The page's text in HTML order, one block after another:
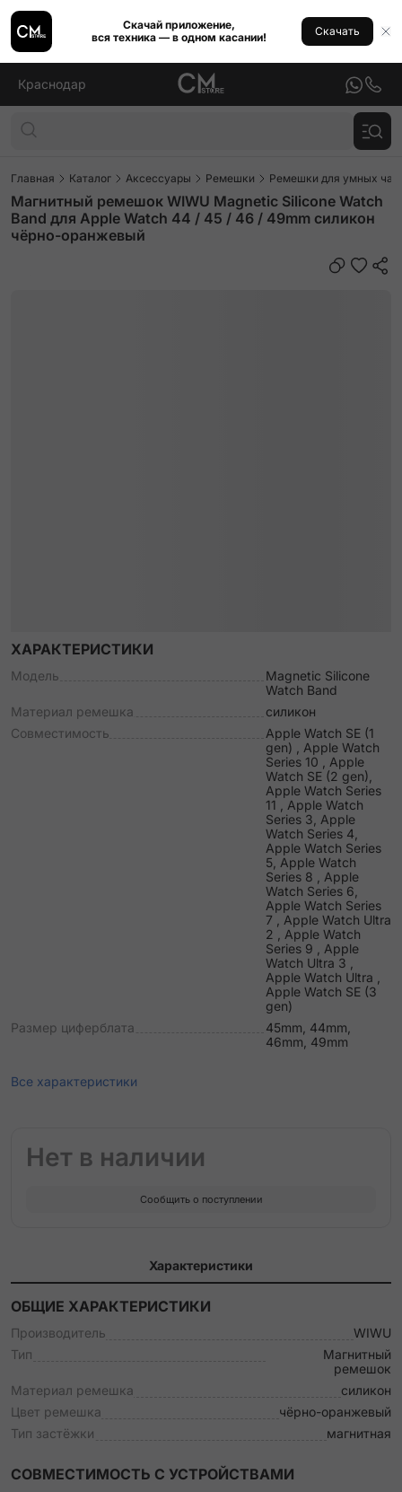
Скачай приложение,
вся техника — в одном касании!
Скачать
Краснодар
Главная Каталог Аксессуары Ремешки Ремешки для умных
Магнитный ремешок WIWU Magnetic Silicone Watch
Band для Apple Watch 44 / 45 / 46 / 49mm силикон
чёрно-оранжевый
ХАРАКТЕРИСТИКИ
Модель
Magnetic Silicone
Watch Band
Материал ремешка
силикон
Совместимость
Apple Watch SE (1
gen) , Apple Watch
Series 10 , Apple
Watch SE (2 gen),
Apple Watch Series
11 , Apple Watch
Series 3, Apple
Watch Series 4,
Apple Watch Series
5, Apple Watch
Series 8 , Apple
Watch Series 6,
Apple Watch Series
7 , Apple Watch Ultra
2 , Apple Watch
Series 9 , Apple
Watch Ultra 3 ,
Apple Watch Ultra ,
Apple Watch SE (3
gen)
Размер циферблата
45mm, 44mm,
46mm, 49mm
Все характеристики
Нет в наличии
Сообщить о поступлении
Характеристики
ОБЩИЕ ХАРАКТЕРИСТИКИ
Производитель
WIWU
Тип
Магнитный
ремешок
Материал ремешка
силикон
Цвет ремешка
чёрно-оранжевый
Тип застёжки
магнитная
СОВМЕСТИМОСТЬ С УСТРОЙСТВАМИ